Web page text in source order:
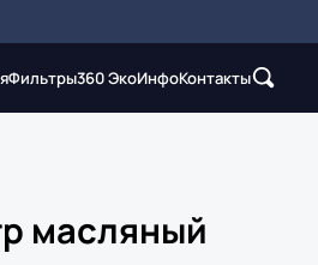
Фильтры360 ЭкоИнфоКонтакты
масляный